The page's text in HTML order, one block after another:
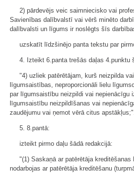
2) pārdevējs veic saimniecisko vai
Savienības dalībvalstī vai vērš minēto
dalībvalsti un līgums ir noslēgts šīs
uzskatīt līdzšinējo panta tekstu par
4. Izteikt 6.panta trešās daļas 4.punktu
"4) uzliek patērētājam, kurš neizpilda
līgumsaistības, neproporcionāli lielu
par līgumsaistību neizpildi vai nepienācīgu
līgumsaistību neizpildīšanas vai
zaudējumu vai ņemot vērā citus
5. 8.pantā:
izteikt pirmo daļu šādā redakcijā:
"(1) Saskaņā ar patērētāja kreditēšanas
nodarbojas ar patērētāja kreditēšanu